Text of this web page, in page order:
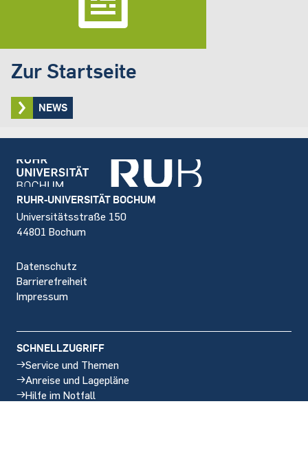
Zur Startseite
NEWS
Footer
RUHR-UNIVERSITÄT BOCHUM
Universitätsstraße 150
44801 Bochum
Datenschutz
Barrierefreiheit
Impressum
SCHNELLZUGRIFF
Service und Themen
Anreise und Lagepläne
Hilfe im Notfall